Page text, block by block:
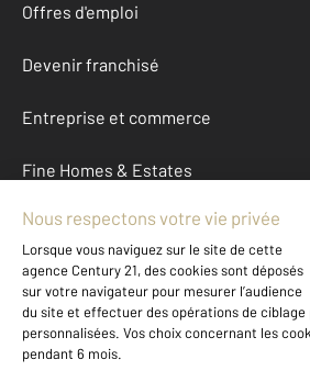
Offres d'emploi
Devenir franchisé
Entreprise et commerce
Fine Homes & Estates
À propos
International
Nous contacter